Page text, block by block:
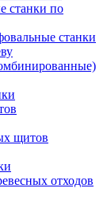
станки по
станки
щитов
отходов